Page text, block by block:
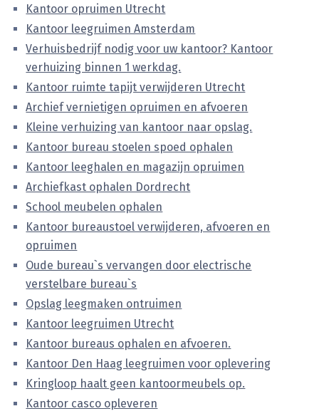
Kantoor opruimen Utrecht
Kantoor leegruimen Amsterdam
Verhuisbedrijf nodig voor uw kantoor? Kantoor
verhuizing binnen 1 werkdag.
Kantoor ruimte tapijt verwijderen Utrecht
Archief vernietigen opruimen en afvoeren
Kleine verhuizing van kantoor naar opslag.
Kantoor bureau stoelen spoed ophalen
Kantoor leeghalen en magazijn opruimen
Archiefkast ophalen Dordrecht
School meubelen ophalen
Kantoor bureaustoel verwijderen, afvoeren en
opruimen
Oude bureau`s vervangen door electrische
verstelbare bureau`s
Opslag leegmaken ontruimen
Kantoor leegruimen Utrecht
Kantoor bureaus ophalen en afvoeren.
Kantoor Den Haag leegruimen voor oplevering
Kringloop haalt geen kantoormeubels op.
Kantoor casco opleveren